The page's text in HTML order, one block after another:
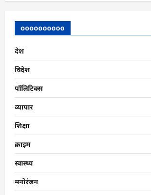
दौर
खत्म
होने
oooooooooo
देश
विदेश
पॉलिटिक्स
व्यापार
शिक्षा
क्राइम
स्वास्थ्य
मनोरंजन